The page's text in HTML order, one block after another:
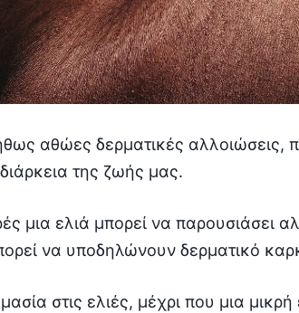
αθώες δερματικές αλλοιώσεις,
της ζωής μας.
μια ελιά μπορεί να παρουσιάσει
να υποδηλώνουν δερματικό
στις ελιές, μέχρι που μια